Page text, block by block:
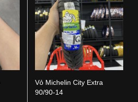
Vỏ Michelin City Extra
90/90-14